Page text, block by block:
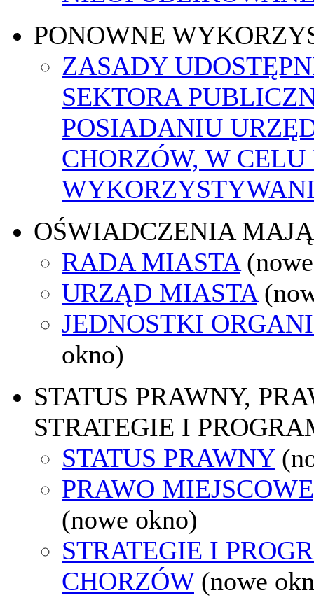
PONOWNE
ZASADY
SEKTORA
POSIADANIU
CHORZÓW, W
OŚWIADCZENIA
RADA MIASTA
URZĄD MIASTA
JEDNOSTKI
okno)
STATUS PRAWNY,
STRATEGIE I
STATUS PRAWNY
PRAWO
(nowe okno)
STRATEGIE I
CHORZÓW (nowe